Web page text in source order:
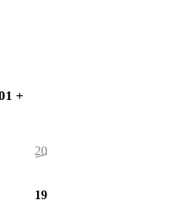
+
202,00 €
198,00 €